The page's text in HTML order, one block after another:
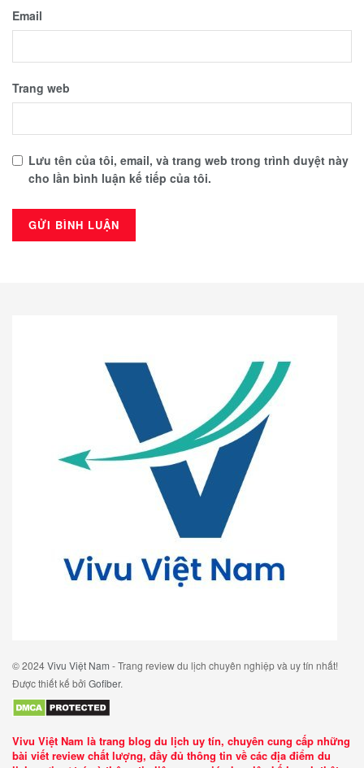
Email
Trang web
Lưu tên của tôi, email, và trang web trong trình duyệt này
cho lần bình luận kế tiếp của tôi.
© 2024Vivu Việt Nam - Trang review du lịch chuyên nghiệp và uy tín nhất!
Được thiết kế bởi Gofiber.
Vivu Việt Nam là trang blog du lịch uy tín, chuyên cung cấp những
bài viết review chất lượng, đầy đủ thông tin về các địa điểm du